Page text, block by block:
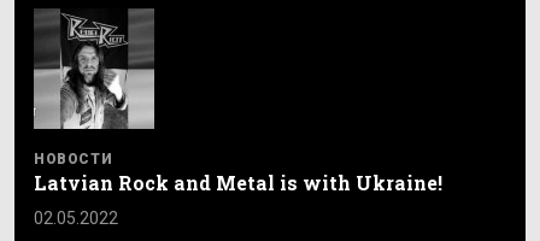
НОВОСТИ
Latvian Rock and Metal is with Ukraine!
02.05.2022